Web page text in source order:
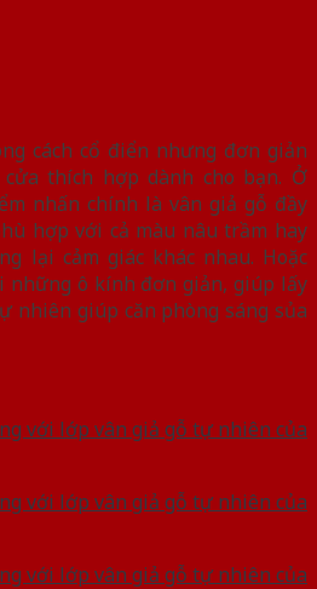
cách cổ điển nhưng đơn giản
thích hợp dành cho bạn. Ở
nhấn chính là vân giả gỗ đầy
hợp với cả màu nâu trầm hay
lại cảm giác khác nhau. Hoặc
những ô kính đơn giản, giúp lấy
nhiên giúp căn phòng sáng sủa